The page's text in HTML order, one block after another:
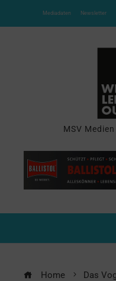
Mediadaten Newsletter
MSV
Home Das